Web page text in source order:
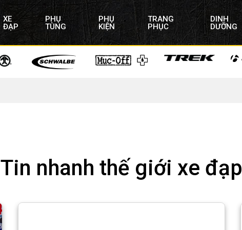
XE
ĐẠP
PHỤ
TÙNG
PHỤ
KIỆN
TRANG
PHỤC
DINH
DƯỠNG
Tin nhanh thế giới xe đạp